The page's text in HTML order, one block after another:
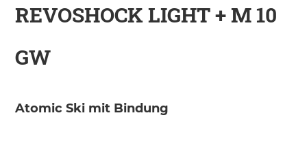
REVOSHOCK LIGHT + M 10
GW
Atomic Ski mit Bindung